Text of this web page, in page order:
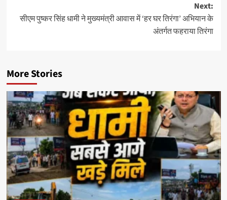
Next:
सीएम पुष्कर सिंह धामी ने मुख्यमंत्री आवास में ‘हर घर तिरंगा’ अभियान के
अंतर्गत फहराया तिरंगा
More Stories